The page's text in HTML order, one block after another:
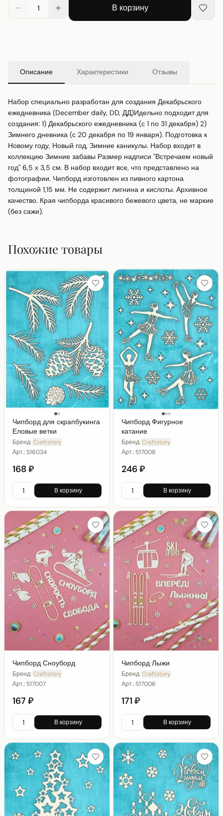
1 В корзину
Описание Характеристики Отзывы
Набор специально разработан для создания Декабрьского
ежедневника (December daily, DD, ДД)Идельно подходит для
создания: 1) Декабрьского ежедневника (с 1 по 31 декабря) 2)
Зимнего дневника (с 20 декабря по 19 января). Подготовка к
Новому году, Новый год, Зимние каникулы. Набор входит в
коллекцию Зимние забавы Размер надписи "Встречаем новый
год" 6,5 х 3,5 см. В набор входит все, что представлено на
фотографии. Чипборд изготовлен из пивного картона
толщиной 1,15 мм. Не содержит лигнина и кислоты. Архивное
качество. Края чипборда красивого бежевого цвета, не маркие
(без сажи).
Похожие товары
Чипборд для скрапбукинга
Еловые ветки
Бренд:Craftstory
Арт.: 516034
168 ₽
В корзину
Чипборд Фигурное
катание
Бренд:Craftstory
Арт.: 517008
246 ₽
В корзину
Чипборд Сноуборд
Бренд:Craftstory
Арт.: 517007
167 ₽
В корзину
Чипборд Лыжи
Бренд:Craftstory
Арт.: 517006
171 ₽
В корзину